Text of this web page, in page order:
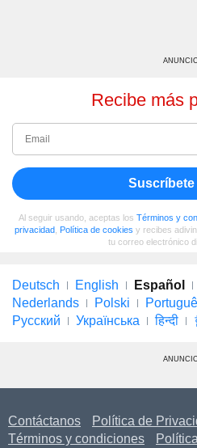
Recibe más
Suscríbete
Al seguir usando, aceptas los Términos y
privacidad, Política de cookies y recibes
tu correo electrónico
Deutsch English Español
Nederlands
Polski
Русский
Українська हिन्दी
Contáctanos
Política de
Términos y condiciones